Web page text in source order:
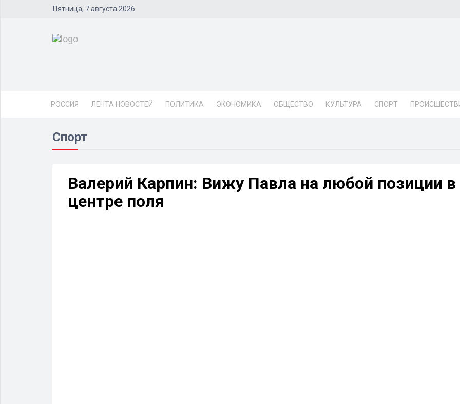
Пятница, 7 августа 2026
РОССИЯ ЛЕНТА НОВОСТЕЙ ПОЛИТИКА ЭКОНОМИКА ОБЩЕСТВО КУЛЬТУРА СПОРТ
Спорт
Валерий Карпин: Вижу Павла на любой позиции в
центре поля